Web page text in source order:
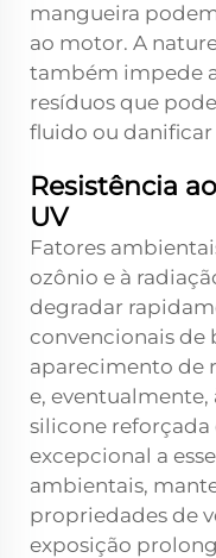
mangueira
ao motor. A
também impede
resíduos que
fluido ou
Resistência
UV
Fatores
ozônio e à
degradar
convencionais de
aparecimento de
e, eventualmente,
silicone reforçada
excepcional a
ambientais,
propriedades de
exposição